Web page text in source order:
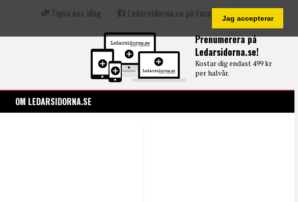
Jag accepterar
Prenumerera på
Ledarsidorna.se!
Kostar dig endast 499 kr
per halvår.
Tipsa oss idag Ledarsidorna.se på Facebook
OM LEDARSIDORNA.SE